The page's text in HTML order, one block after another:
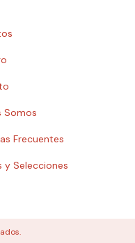
Somos
Frecuentes
y Selecciones